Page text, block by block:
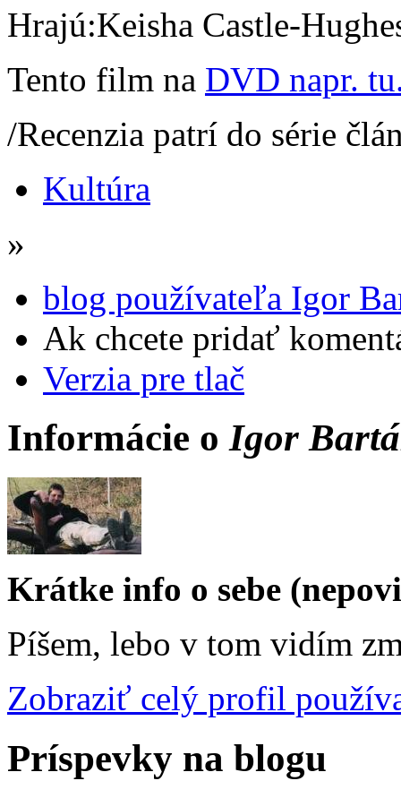
Hrajú:Keisha Castle-
Tento film na DVD napr.
/Recenzia patrí do série
Kultúra
»
blog používateľa Igor
Ak chcete pridať
Verzia pre tlač
Informácie oIgor
Krátke info o sebe
Píšem, lebo v tom vidím
Zobraziť celý profil
Príspevky na blogu